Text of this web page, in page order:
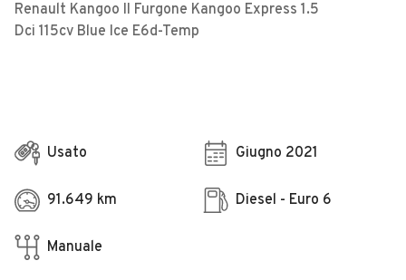
Renault Kangoo II Furgone Kangoo Express 1.5
Dci 115cv Blue Ice E6d-Temp
Usato Giugno 2021
91.649 km Diesel - Euro 6
Manuale